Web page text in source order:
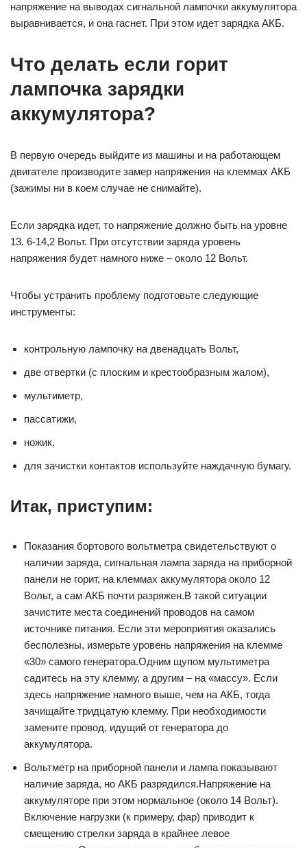
напряжение на выводах сигнальной лампочки аккумулятора
выравнивается, и она гаснет. При этом идет зарядка АКБ.
Что делать если горит
лампочка зарядки
аккумулятора?
В первую очередь выйдите из машины и на работающем
двигателе производите замер напряжения на клеммах АКБ
(зажимы ни в коем случае не снимайте).
Если зарядка идет, то напряжение должно быть на уровне
13. 6-14,2 Вольт. При отсутствии заряда уровень
напряжения будет намного ниже – около 12 Вольт.
Чтобы устранить проблему подготовьте следующие
инструменты:
контрольную лампочку на двенадцать Вольт,
две отвертки (с плоским и крестообразным жалом),
мультиметр,
пассатижи,
ножик,
для зачистки контактов используйте наждачную бумагу.
Итак, приступим:
Показания бортового вольтметра свидетельствуют о
наличии заряда, сигнальная лампа заряда на приборной
панели не горит, на клеммах аккумулятора около 12
Вольт, а сам АКБ почти разряжен.В такой ситуации
зачистите места соединений проводов на самом
источнике питания. Если эти мероприятия оказались
бесполезны, измерьте уровень напряжения на клемме
«30» самого генератора.Одним щупом мультиметра
садитесь на эту клемму, а другим – на «массу». Если
здесь напряжение намного выше, чем на АКБ, тогда
зачищайте тридцатую клемму. При необходимости
замените провод, идущий от генератора до
аккумулятора.
Вольтметр на приборной панели и лампа показывают
наличие заряда, но АКБ разрядился.Напряжение на
аккумуляторе при этом нормальное (около 14 Вольт).
Включение нагрузки (к примеру, фар) приводит к
смещению стрелки заряда в крайнее левое